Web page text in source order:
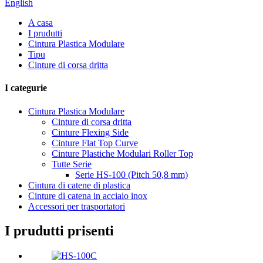
English
A casa
I prudutti
Cintura Plastica Modulare
Tipu
Cinture di corsa dritta
I categurie
Cintura Plastica Modulare
Cinture di corsa dritta
Cinture Flexing Side
Cinture Flat Top Curve
Cinture Plastiche Modulari Roller Top
Tutte Serie
Serie HS-100 (Pitch 50,8 mm)
Cintura di catene di plastica
Cinture di catena in acciaio inox
Accessori per trasportatori
I prudutti prisenti